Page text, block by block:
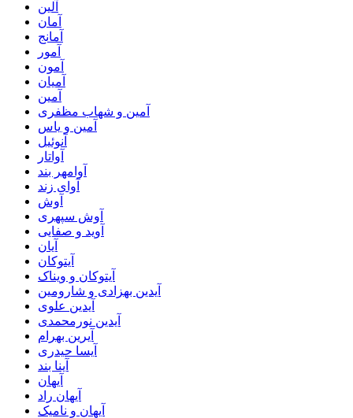
آلین
آمان
آمانج
آمور
آمون
آمیان
آمین
آمین و شهاب مظفری
آمین و یاس
آنوئیل
آواتار
آوامهر بند
آوای زند
آوش
آوش سپهری
آوید و صفایی
آیان
آیتوکان
آیتوکان و ویناک
آیدین بهزادی و شارومین
آیدین علوی
آیدین نورمحمدی
آیرین بهرام
آیسا حیدری
آینا بند
آیهان
آیهان راد
آیهان و نامیک